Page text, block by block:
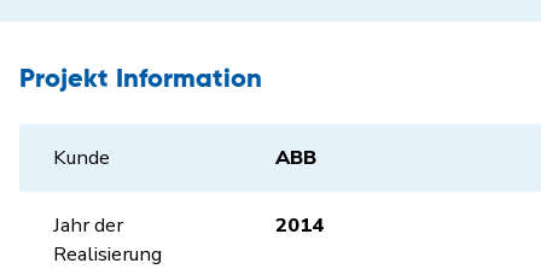
Projekt Information
Kunde ABB
Jahr der
Realisierung
2014